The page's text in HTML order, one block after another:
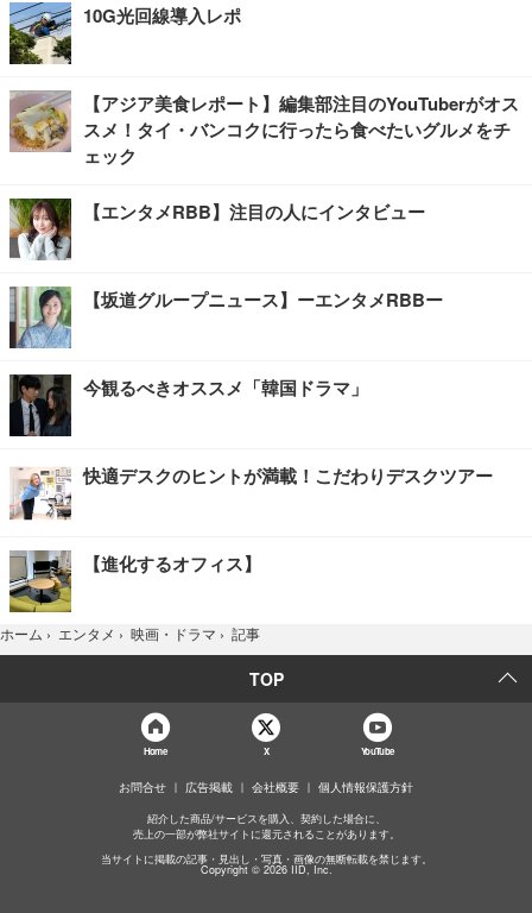
10G光回線導入レポ
【アジア美食レポート】編集部注目のYouTuberがオス
スメ！タイ・バンコクに行ったら食べたいグルメをチ
ェック
【エンタメRBB】注目の人にインタビュー
【坂道グループニュース】ーエンタメRBBー
今観るべきオススメ「韓国ドラマ」
快適デスクのヒントが満載！こだわりデスクツアー
【進化するオフィス】
ホーム › エンタメ › 映画・ドラマ › 記事
TOP
Home X YouTube
お問合せ 広告掲載 会社概要 個人情報保護方針
紹介した商品/サービスを購入、契約した場合に、
売上の一部が弊社サイトに還元されることがあります。
当サイトに掲載の記事・見出し・写真・画像の無断転載を禁じます。
Copyright © 2026 IID, Inc.